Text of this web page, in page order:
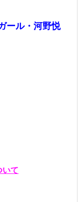
ール・河野悦
いて